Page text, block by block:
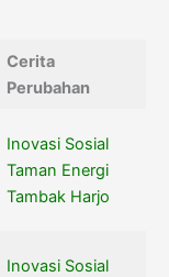
Cerita
Perubahan
Inovasi Sosial
Taman Energi
Tambak Harjo
Inovasi Sosial